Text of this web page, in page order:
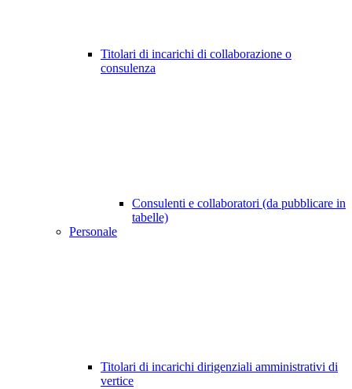
Titolari di incarichi di collaborazione o
consulenza
Consulenti e collaboratori (da pubblicare in
tabelle)
Personale
Titolari di incarichi dirigenziali amministrativi di
vertice